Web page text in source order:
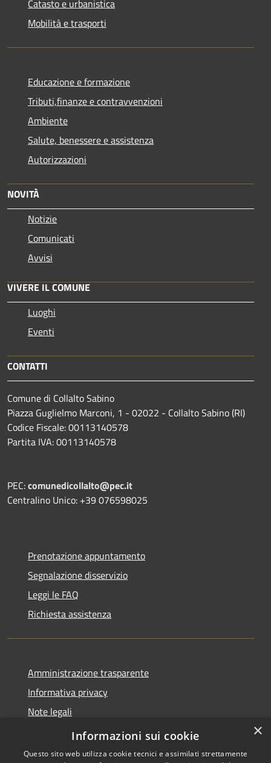
Catasto e urbanistica
Mobilità e trasporti
Educazione e formazione
Tributi,finanze e contravvenzioni
Ambiente
Salute, benessere e assistenza
Autorizzazioni
NOVITÀ
Notizie
Comunicati
Avvisi
VIVERE IL COMUNE
Luoghi
Eventi
CONTATTI
Comune di Collalto Sabino
Piazza Guglielmo Marconi, 1 - 02022 - Collalto Sabino (RI)
Codice Fiscale: 00113140578
Partita IVA: 00113140578
PEC:comunedicollalto@pec.it
Centralino Unico: +39 076598025
Prenotazione appuntamento
Segnalazione disservizio
Leggi le FAQ
Richiesta assistenza
Amministrazione trasparente
Informativa privacy
Note legali
Dichiarazione di accessibilità
×
Informazioni sui cookie
Questo sito web utilizza cookie tecnici e assimilati strettamente